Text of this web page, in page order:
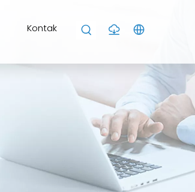
Kontak